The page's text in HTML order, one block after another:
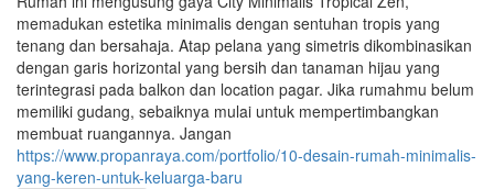
memadukan estetika minimalis dengan sentuhan tropis yang
tenang dan bersahaja. Atap pelana yang simetris dikombinasikan
dengan garis horizontal yang bersih dan tanaman hijau yang
terintegrasi pada balkon dan location pagar. Jika rumahmu belum
memiliki gudang, sebaiknya mulai untuk mempertimbangkan
membuat ruangannya. Jangan
https://www.propanraya.com/portfolio/10-desain-rumah-minimalis-
yang-keren-untuk-keluarga-baru